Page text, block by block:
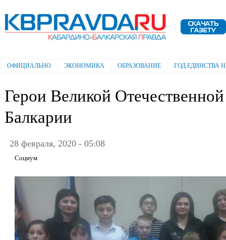
Электронная газета "Кабардино-
Балкарская правда"
Главное меню
ОФИЦИАЛЬНО ЭКОНОМИКА ОБРАЗОВАНИЕ ГОД ЕДИНСТВА
Герои Великой
Балкарии
28 февраля, 2020 - 05:08
Социум